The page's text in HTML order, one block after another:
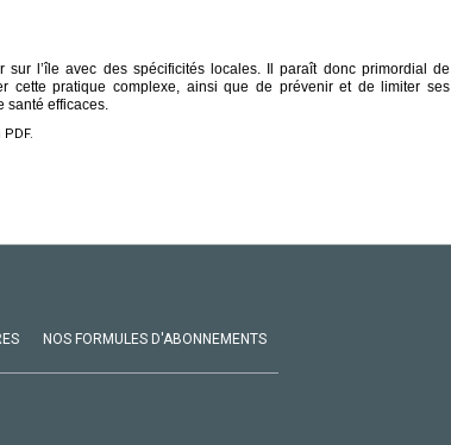
sur l’île avec des spécificités locales. Il paraît donc primordial de
cette pratique complexe, ainsi que de prévenir et de limiter ses
santé efficaces.
NOS FORMULES D'ABONNEMENTS